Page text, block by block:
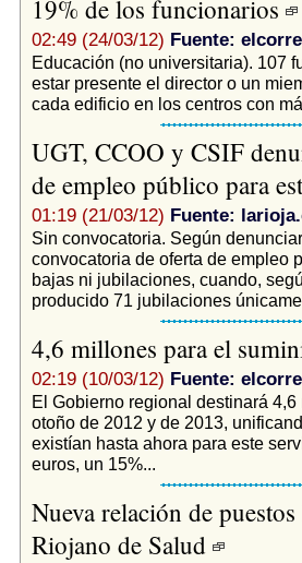
19% de los funcionarios
02:49 (24/03/12) Fuente:
Educación (no universitaria). 107
estar presente el director o un
cada edificio en los centros con
UGT, CCOO y CSIF
de empleo público para
01:19 (21/03/12) Fuente:
Sin convocatoria. Según
convocatoria de oferta de empleo
bajas ni jubilaciones, cuando,
producido 71 jubilaciones
4,6 millones para el
02:19 (10/03/12) Fuente:
El Gobierno regional destinará
otoño de 2012 y de 2013,
existían hasta ahora para este
euros, un 15%...
Nueva relación de
Riojano de Salud